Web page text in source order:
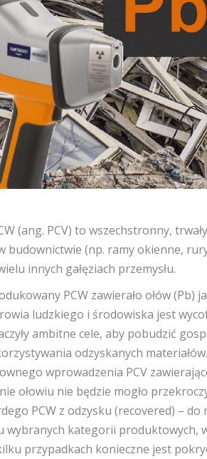
(ang. PCV) to wszechstronny,
budownictwie (np. ramy okienne,
innych gałęziach przemysłu.
PCW zawierało ołów
ludzkiego i środowiska jest
ambitne cele, aby pobudzić
odzyskanych
wprowadzenia PCV
ołowiu nie będzie mogło
PCW z odzysku (recovered) – do
wybranych kategorii produktowych,
przypadkach konieczne jest